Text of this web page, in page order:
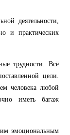
деятельности,
и практических
трудности. Всё
цели.
человека любой
иметь багаж
эмоциональным